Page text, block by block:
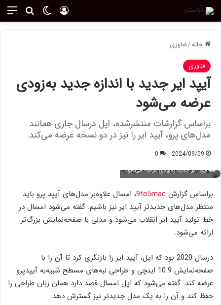
تغییر پوسته ورود
خانه/فناوری
فناوری
آیپد ایر جدید با اندازه جدید به‌زودی
عرضه می‌شود
براساس گزارشات منتشرشده، اپل درسال جاری همانند
مدل‌های پرو، آیپد ایر را نیز در دو نسخه عرضه می‌کند.
2024/09/09
0
آیپد ایر جدید به‌زودی عرضه می‌شود
براساس گزارش 9to5mac، امسال علاوه‌بر مدل‌های آیپد پرو باید
منتظر مدل‌های جدیدتر آیپد ایر نیز باشیم. گفته می‌شود امسال در
خط تولید آیپد ایر انقلاب می‌شود و مدلی با صفحه‌نمایش بزرگ‌تر
ارائه می‌شود.
درسال 2020 بود که اپل، آیپد ایر را بازنگری کرد تا آن را با
صفحه‌نمایش 10.9 اینچی و طراحی لبه‌های مسطح شبیه‌به آیپدپرو
عرضه کند. گفته می‌شود که اپل امسال قصد دارد همان زبان طراحی را
حفظ کند و آن را به یک مدل جدیدتر نیز گسترش دهد.